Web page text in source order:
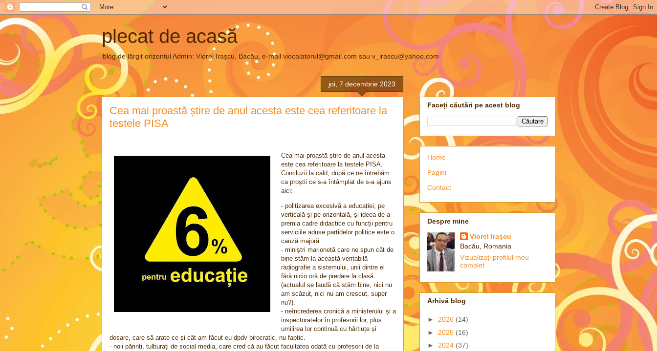
plecat de acasă
blog de lărgit orizontul Admin: Viorel Irașcu, Bacău, e-mail viocalatorul@gmail.com sau v_irascu@yahoo.com
joi, 7 decembrie 2023
Cea mai proastă știre de anul acesta este cea referitoare la
testele PISA
Cea mai proastă știre de anul acesta
este cea referitoare la testele PISA.
Concluzii la cald, după ce ne întrebăm
ca proștii ce s-a întâmplat de s-a ajuns
aici:
- politizarea excesivă a educației, pe
verticală și pe orizontală, și ideea de a
premia cadre didactice cu funcții pentru
serviciile aduse partidelor politice este o
cauză majoră.
- miniștri marionetă care ne spun cât de
bine stăm la această veritabilă
radiografie a sistemului, unii dintre ei
fără nicio oră de predare la clasă
(actualul se laudă că stăm bine, nici nu
am scăzut, nici nu am crescut, super
nu?).
- neîncrederea cronică a ministerului și a
inspectoratelor în profesorii lor, plus
umilirea lor continuă cu hârtiuțe și
dosare, care să arate ce și cât am făcut eu dpdv birocratic, nu faptic.
- noii părinți, tulburați de social media, care cred că au făcut facultatea odată cu profesorii de la
Faceți căutări pe acest blog
Home
Pagini
Contact
Despre mine
Viorel Iraşcu
Bacău, Romania
Vizualizați profilul meu
complet
Arhivă blog
► 2026 (14)
► 2025 (16)
► 2024 (37)